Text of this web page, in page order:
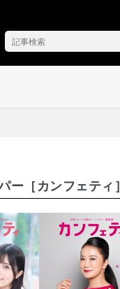
ー［カンフェティ］